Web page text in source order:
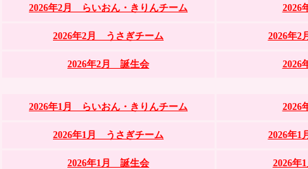
2026年2月 らいおん・きりんチーム 2026
2026年2月 うさぎチーム 2026年2
2026年2月 誕生会 2026
2026年1月 らいおん・きりんチーム 2026
2026年1月 うさぎチーム 2026年1
2026年1月 誕生会 2026年